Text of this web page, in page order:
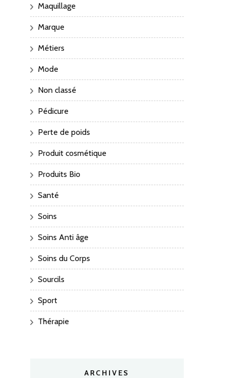
Maquillage
Marque
Métiers
Mode
Non classé
Pédicure
Perte de poids
Produit cosmétique
Produits Bio
Santé
Soins
Soins Anti âge
Soins du Corps
Sourcils
Sport
Thérapie
ARCHIVES